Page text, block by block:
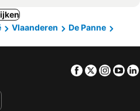
Vlaanderen
De Panne
Facebook
Twitter